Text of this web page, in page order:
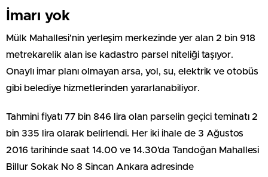
İmarı yok
Mülk Mahallesi’nin yerleşim merkezinde yer alan 2 bin 918
metrekarelik alan ise kadastro parsel niteliği taşıyor.
Onaylı imar planı olmayan arsa, yol, su, elektrik ve otobüs
gibi belediye hizmetlerinden yararlanabiliyor.
Tahmini fiyatı 77 bin 846 lira olan parselin geçici teminatı 2
bin 335 lira olarak belirlendi. Her iki ihale de 3 Ağustos
2016 tarihinde saat 14.00 ve 14.30’da Tandoğan Mahallesi
Billur Sokak No 8 Sincan Ankara adresinde